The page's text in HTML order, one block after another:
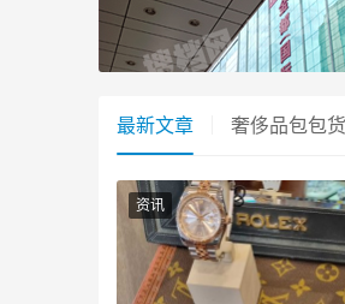
最新文章 奢侈品包包
资讯